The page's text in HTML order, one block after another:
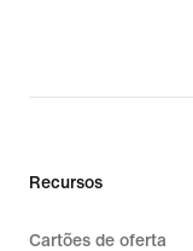
Recursos
Cartões de oferta